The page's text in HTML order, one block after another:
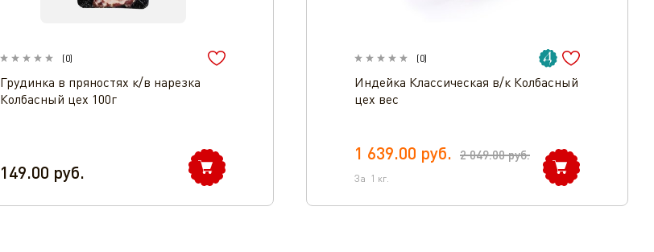
(0)
Грудинка в пряностях к/в нарезка
Колбасный цех 100г
149.00 руб.
(0)
Индейка Классическая в/к Колбасный
цех вес
1 639.00 руб. 2 049.00руб.
За 1 кг.